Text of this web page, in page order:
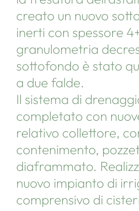
creato un nuovo
inerti con spessore
granulometria
sottofondo è stato
a due falde.
Il sistema di
completato con
relativo collettore,
contenimento,
diaframmato.
nuovo impianto di
comprensivo di